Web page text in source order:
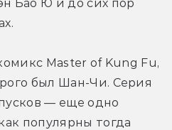
Бао Ю и до сих пор
Master of Kung Fu,
был Шан-Чи. Серия
— еще одно
популярны тогда